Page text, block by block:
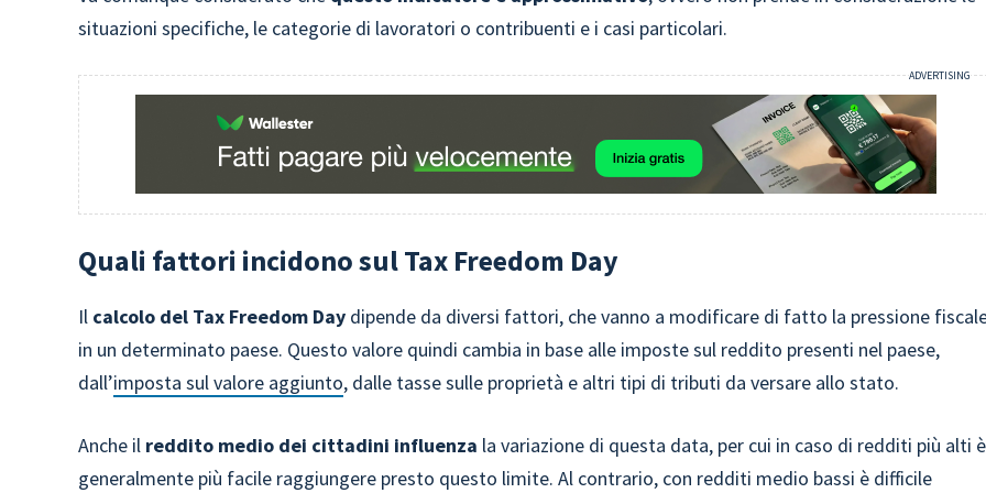
situazioni specifiche, le categorie di lavoratori o contribuenti e i casi particolari.
Quali fattori incidono sul Tax Freedom Day
Il calcolo del Tax Freedom Day dipende da diversi fattori, che vanno a modificare di fatto la pressione
in un determinato paese. Questo valore quindi cambia in base alle imposte sul reddito presenti nel paese,
dall’imposta sul valore aggiunto, dalle tasse sulle proprietà e altri tipi di tributi da versare allo stato.
Anche il reddito medio dei cittadini influenza la variazione di questa data, per cui in caso di redditi più alti è
generalmente più facile raggiungere presto questo limite. Al contrario, con redditi medio bassi è difficile